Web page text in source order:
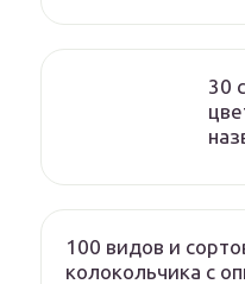
30
100 видов и
колокольчика с